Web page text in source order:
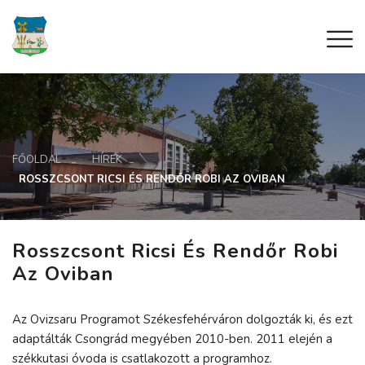
FŐOLDAL
HÍREK
ROSSZCSONT RICSI ÉS RENDŐR ROBI AZ OVIBAN
Rosszcsont Ricsi És Rendőr Robi
Az Oviban
Az Ovizsaru Programot Székesfehérváron dolgozták ki, és ezt
adaptálták Csongrád megyében 2010-ben. 2011 elején a
székkutasi óvoda is csatlakozott a programhoz.